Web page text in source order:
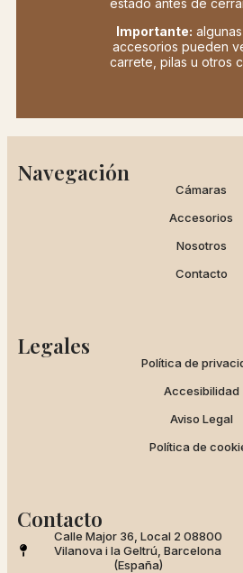
Importante:
accesorios pueden
carrete, pilas u otros
Navegación
Cámaras
Accesorios
Nosotros
Contacto
Legales
Política de
Accesibilidad
Aviso Legal
Política de
Contacto
Calle Major 36, Local 2 08800
Vilanova i la Geltrú, Barcelona
(España)